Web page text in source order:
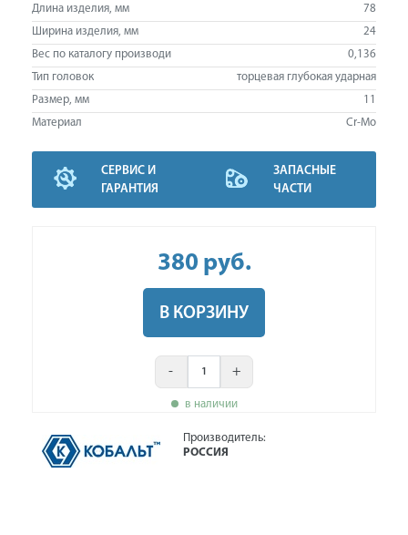
Длина изделия, мм
78
Ширина изделия, мм
24
Вес по каталогу производи
0,136
Тип головок
торцевая глубокая ударная
Размер, мм
11
Материал
Cr-Mo
СЕРВИС И
ГАРАНТИЯ
ЗАПАСНЫЕ
ЧАСТИ
380 руб.
В КОРЗИНУ
- +
в наличии
Производитель:
РОССИЯ